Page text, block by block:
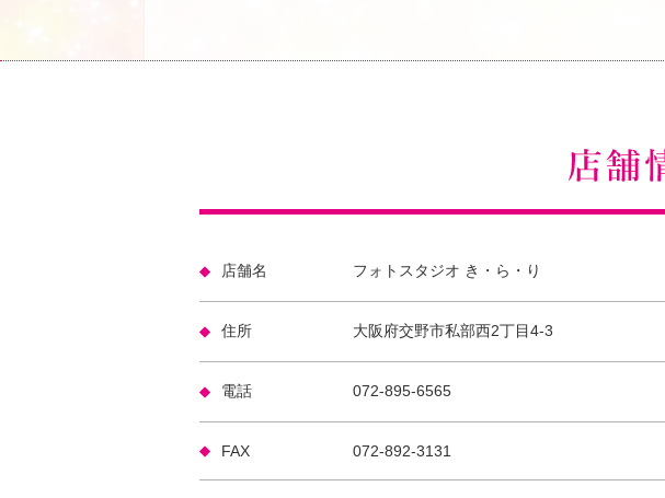
店舗名 フォトスタジオ き・ら・り
住所 大阪府交野市私部西2丁目4-3
電話 072-895-6565
FAX 072-892-3131